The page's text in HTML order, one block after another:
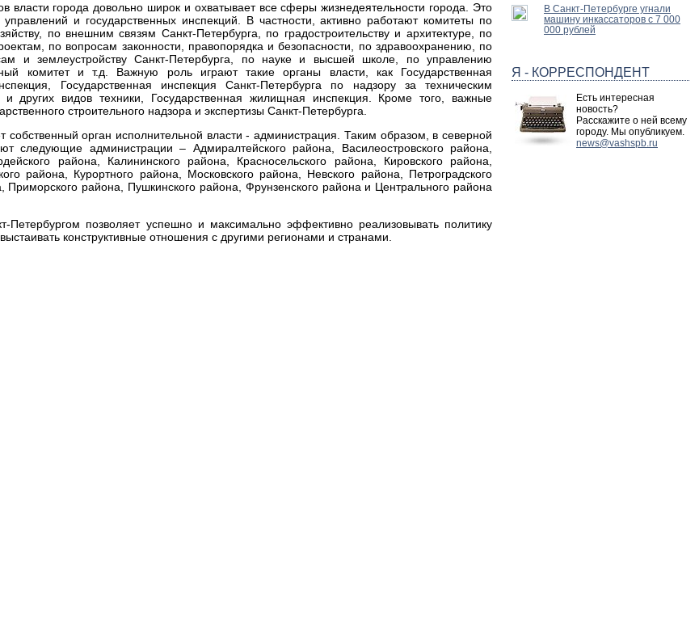
власти города довольно широк и охватывает все сферы жизнедеятельности города. Это
и государственных инспекций. В частности, активно работают комитеты по
по внешним связям Санкт-Петербурга, по градостроительству и архитектуре, по
по вопросам законности, правопорядка и безопасности, по здравоохранению, по
и землеустройству Санкт-Петербурга, по науке и высшей школе, по управлению
комитет и т.д. Важную роль играют такие органы власти, как Государственная
Государственная инспекция Санкт-Петербурга по надзору за техническим
других видов техники, Государственная жилищная инспекция. Кроме того, важные
строительного надзора и экспертизы Санкт-Петербурга.
собственный орган исполнительной власти - администрация. Таким образом, в северной
следующие администрации – Адмиралтейского района, Василеостровского района,
района, Калининского района, Красносельского района, Кировского района,
района, Курортного района, Московского района, Невского района, Петроградского
Приморского района, Пушкинского района, Фрунзенского района и Центрального района
Петербургом позволяет успешно и максимально эффективно реализовывать политику
конструктивные отношения с другими регионами и странами.
В Санкт-Петербурге угнали
машину инкассаторов с 7 000
000 рублей
Я - КОРРЕСПОНДЕНТ
Есть интересная
новость?
Расскажите о ней всему
городу. Мы опубликуем.
news@vashspb.ru